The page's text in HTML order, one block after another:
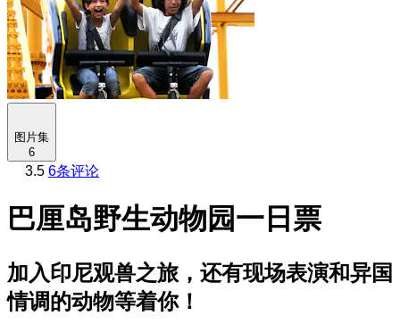
图片集
6
3.5 6条评论
巴厘岛野生动物园一日票
加入印尼观兽之旅，还有现场表演和异国
情调的动物等着你！